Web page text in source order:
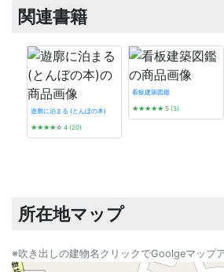
関連書籍
遊廓に泊まる (とんぼの本)
★★★★☆ 4 (20)
看板建築図鑑
★★★★★ 5 (3)
所在地マップ
※吹き出しの建物名クリックでGoolgeマップ